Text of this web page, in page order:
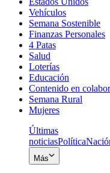
Vehículos
Semana Sostenible
Finanzas Personales
4 Patas
Salud
Loterías
Educación
Contenido en
Semana Rural
Mujeres
Últimas
noticiasPolítica
Más